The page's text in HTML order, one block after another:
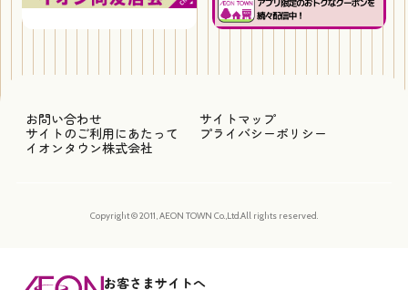
お問い合わせ
サイトマップ
サイトのご利用にあたって
プライバシーポリシー
イオンタウン株式会社
Copyright © 2011, AEON TOWN Co.,Ltd.All rights reserved.
お客さまサイトへ